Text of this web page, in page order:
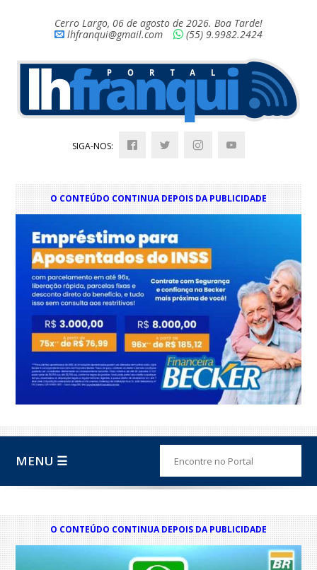
Cerro Largo, 06 de agosto de 2026. Boa Tarde!
lhfranqui@gmail.com
(55) 9.9982.2424
SIGA-NOS:
O CONTEÚDO CONTINUA DEPOIS DA PUBLICIDADE
MENU ☰
O CONTEÚDO CONTINUA DEPOIS DA PUBLICIDADE